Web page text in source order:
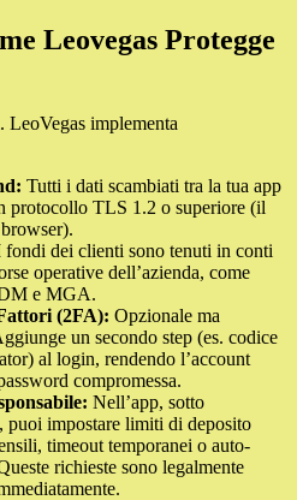
Leovegas Protegge
LeoVegas implementa
Tutti i dati scambiati tra la tua app
protocollo TLS 1.2 o superiore (il
fondi dei clienti sono tenuti in conti
operative dell’azienda, come
e MGA.
(2FA): Opzionale ma
un secondo step (es. codice
al login, rendendo l’account
compromessa.
Nell’app, sotto
puoi impostare limiti di deposito
timeout temporanei o auto-
richieste sono legalmente